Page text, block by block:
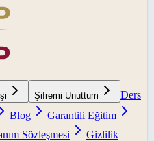
Şifremi Unuttum
Ders
Blog
Garantili Eğitim
Sözleşmesi
Gizlilik